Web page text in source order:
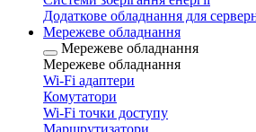
Додаткове обладнання для
Мережеве обладнання
Мережеве обладнання
Мережеве обладнання
Wi-Fi адаптери
Комутатори
Wi-Fi точки доступу
Маршрутизатори